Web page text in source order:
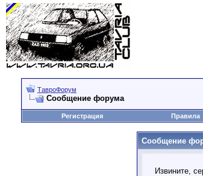
ТавроФорум
Сообщение форума
Регистрация Правила
Сообщение
Извините,